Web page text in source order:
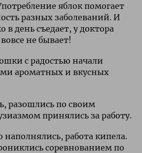
яблок помогает
разных заболеваний. И
в день съедает, у доктора
не бывает!
с радостью начали
ароматных и вкусных
разошлись по своим
принялись за работу.
работа кипела.
соревнованием по